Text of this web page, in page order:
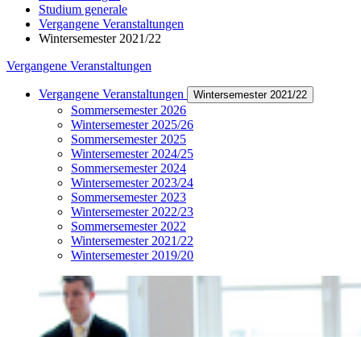
Studium generale
Vergangene Veranstaltungen
Wintersemester 2021/22
Vergangene Veranstaltungen
Vergangene Veranstaltungen Wintersemester 2021/22
Sommersemester 2026
Wintersemester 2025/26
Sommersemester 2025
Wintersemester 2024/25
Sommersemester 2024
Wintersemester 2023/24
Sommersemester 2023
Wintersemester 2022/23
Sommersemester 2022
Wintersemester 2021/22
Wintersemester 2019/20